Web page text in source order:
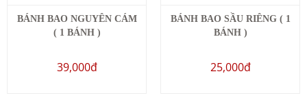
BÁNH BAO NGUYÊN CÁM
( 1 BÁNH )
39,000đ
BÁNH BAO SẦU RIÊNG ( 1
BÁNH )
25,000đ